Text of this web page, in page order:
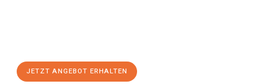
JETZT ANGEBOT ERHALTEN